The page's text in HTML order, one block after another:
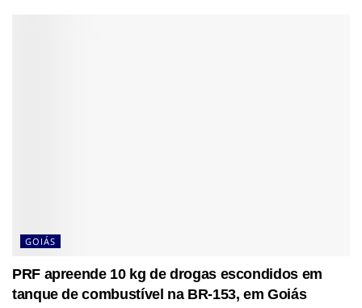
GOIÁS
PRF apreende 10 kg de drogas escondidos em
tanque de combustível na BR-153, em Goiás